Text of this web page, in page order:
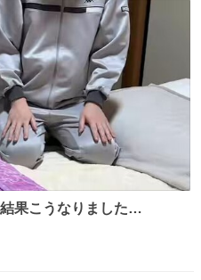
樹鳥取大阪コ
果こうなりました…